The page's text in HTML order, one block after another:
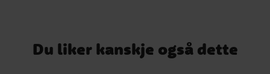
Du liker kanskje også dette